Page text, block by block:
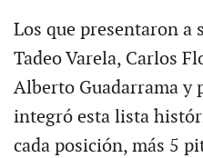
Los que presentaron a
Tadeo Varela, Carlos
Alberto Guadarrama y
integró esta lista
cada posición, más 5